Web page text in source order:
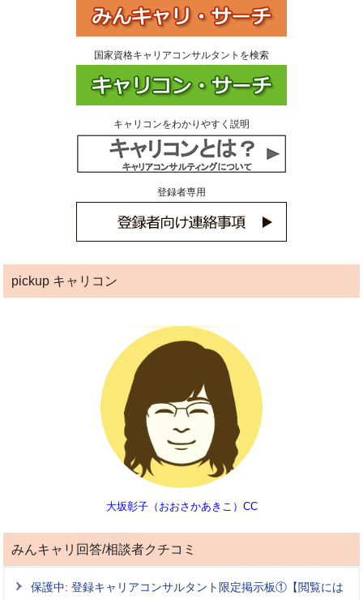
国家資格キャリアコンサルタントを検索
キャリコンをわかりやすく説明
登録者専用
pickup キャリコン
大坂彰子（おおさかあきこ）CC
みんキャリ回答/相談者クチコミ
保護中: 登録キャリアコンサルタント限定掲示板①【閲覧には